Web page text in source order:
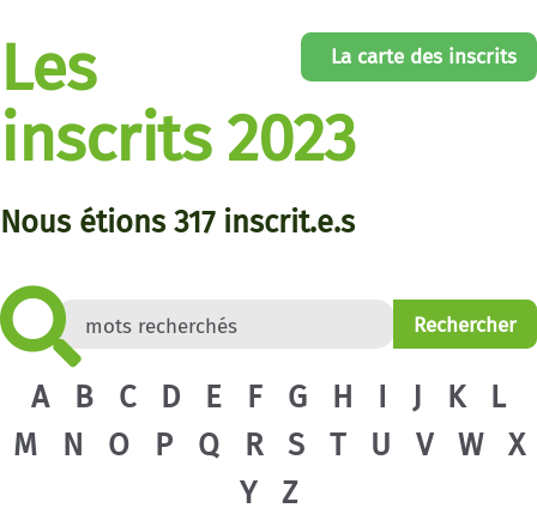
La carte des inscrits
Les
inscrits 2023
Nous étions 317inscrit.e.s
A B C D E F G H I J K
L
M
N O P Q R S T U V W
X
Y
Z